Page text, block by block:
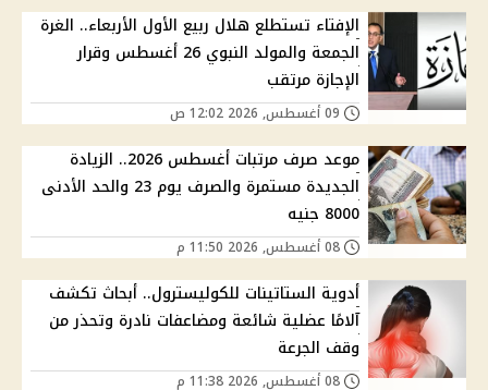
الإفتاء تستطلع هلال ربيع الأول الأربعاء.. الغرة
الجمعة والمولد النبوي 26 أغسطس وقرار
الإجازة مرتقب
موعد صرف مرتبات أغسطس 2026.. الزيادة
الجديدة مستمرة والصرف يوم 23 والحد الأدنى
8000 جنيه
أدوية الستاتينات للكوليسترول.. أبحاث تكشف
آلامًا عضلية شائعة ومضاعفات نادرة وتحذر من
وقف الجرعة